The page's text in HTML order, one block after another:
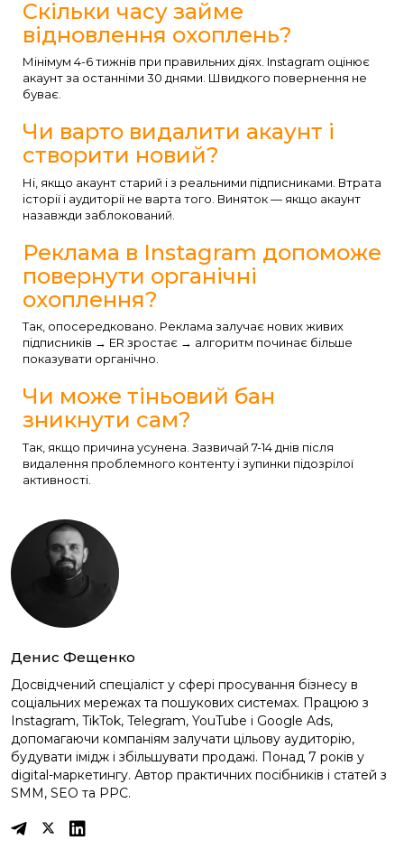
Скільки часу займе
відновлення охоплень?
Мінімум 4-6 тижнів при правильних діях. Instagram оцінює
акаунт за останніми 30 днями. Швидкого повернення не
буває.
Чи варто видалити акаунт і
створити новий?
Ні, якщо акаунт старий і з реальними підписниками. Втрата
історії і аудиторії не варта того. Виняток — якщо акаунт
назавжди заблокований.
Реклама в Instagram допоможе
повернути органічні
охоплення?
Так, опосередковано. Реклама залучає нових живих
підписників → ER зростає → алгоритм починає більше
показувати органічно.
Чи може тіньовий бан
зникнути сам?
Так, якщо причина усунена. Зазвичай 7-14 днів після
видалення проблемного контенту і зупинки підозрілої
активності.
Денис Фещенко
Досвідчений спеціаліст у сфері просування бізнесу в
соціальних мережах та пошукових системах. Працюю з
Instagram, TikTok, Telegram, YouTube і Google Ads,
допомагаючи компаніям залучати цільову аудиторію,
будувати імідж і збільшувати продажі. Понад 7 років у
digital-маркетингу. Автор практичних посібників і статей з
SMM, SEO та PPC.